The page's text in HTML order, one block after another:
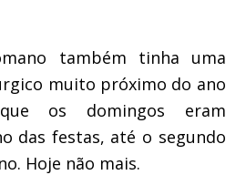
também tinha uma
muito próximo do ano
os domingos eram
das festas, até o segundo
Hoje não mais.